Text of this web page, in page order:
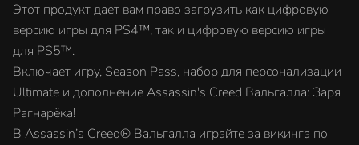
Этот продукт дает вам право загрузить как цифровую
версию игры для PS4™, так и цифровую версию игры
для PS5™.
Включает игру, Season Pass, набор для персонализации
Ultimate и дополнение Assassin's Creed Вальгалла: Заря
Рагнарёка!
В Assassin’s Creed® Вальгалла играйте за викинга по